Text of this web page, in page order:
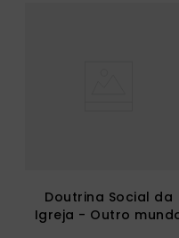
Doutrina Social da
Igreja - Outro